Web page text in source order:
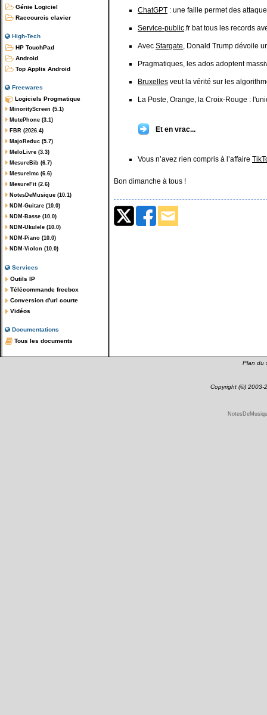
Génie Logiciel
Raccourcis clavier
High-Tech
HP TouchPad
Android
Top Applis Android
Freewares
Logiciels Progmatique
MinorityScreen (5.1)
MutePhone (3.1)
FBR (2026.4)
MajoReduc (5.7)
MeloLivre (3.3)
MesureBib (6.7)
MesureImc (6.6)
MesureFit (2.6)
NotesDeMusique (10.1)
NDM-Guitare (10.0)
NDM-Basse (10.0)
NDM-Ukulele (10.0)
NDM-Piano (10.0)
NDM-Violon (10.0)
Services
Outils IP
Télécommande freebox
Conversion d'url courte
Vidéos
Documentations
Tous les documents
ChatGPT : une faille permet des
Service-public.fr bat tous les records
Avec Stargate, Donald Trump dévoile
Pragmatiques, les ados adoptent
Bruxelles veut la vérité sur les
La Poste, Orange, la Croix-Rouge :
Et en vrac...
Vous n’avez rien compris à l’affaire
Bon dimanche à tous !
Plan du
Copyright (©) 2003-